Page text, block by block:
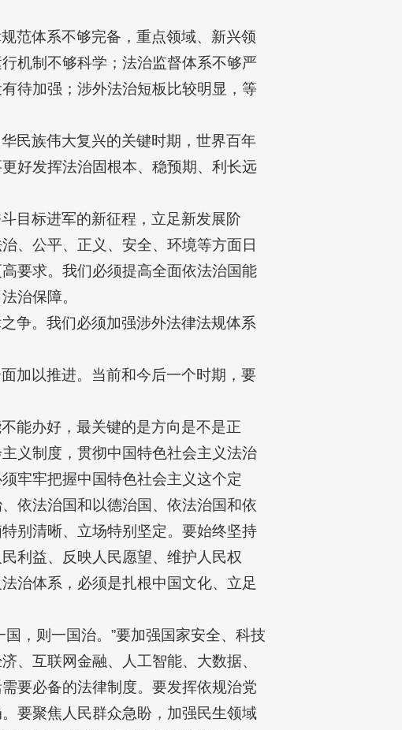
范体系不够完备，重点领域、新兴领
机制不够科学；法治监督体系不够严
待加强；涉外法治短板比较明显，等
民族伟大复兴的关键时期，世界百年
好发挥法治固根本、稳预期、利长远
目标进军的新征程，立足新发展阶
、公平、正义、安全、环境等方面日
要求。我们必须提高全面依法治国能
治保障。
争。我们必须加强涉外法律法规体系
加以推进。当前和今后一个时期，要
能办好，最关键的是方向是不是正
义制度，贯彻中国特色社会主义法治
牢牢把握中国特色社会主义这个定
依法治国和以德治国、依法治国和依
别清晰、立场特别坚定。要始终坚持
利益、反映人民愿望、维护人民权
治体系，必须是扎根中国文化、立足
，则一国治。”要加强国家安全、科技
、互联网金融、人工智能、大数据、
要必备的法律制度。要发挥依规治党
要聚焦人民群众急盼，加强民生领域